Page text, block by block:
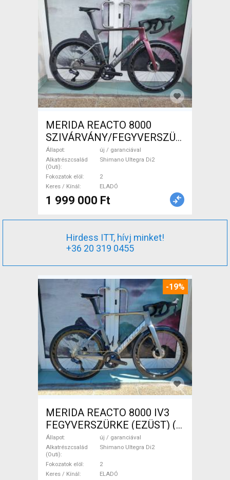
MERIDA REACTO 8000
SZIVÁRVÁNY/FEGYVERSZÜRKE
(EZÜST) S,M Országúti
Shimano Ultegra Di2 tárcsafék
új / garanciával ELADÓ
Állapot
új / garanciával
Alkatrészcsalád
(Outi)
Shimano Ultegra Di2
Fokozatok elöl
2
Keres / Kínál
ELADÓ
1 999 000 Ft
Hirdess ITT, hívj minket!
+36 20 319 0455
-19%
MERIDA REACTO 8000 IV3
FEGYVERSZÜRKE (EZÜST) (
(L) Országúti Shimano Ultegra
Di2 tárcsafék új / garanciával
ELADÓ
Állapot
új / garanciával
Alkatrészcsalád
(Outi)
Shimano Ultegra Di2
Fokozatok elöl
2
Keres / Kínál
ELADÓ